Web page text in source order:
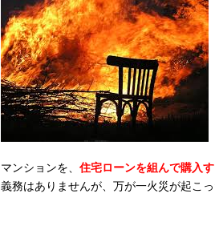
マンションを、 住宅ローンを組んで購入
義務はありませんが、万が一火災が起こ